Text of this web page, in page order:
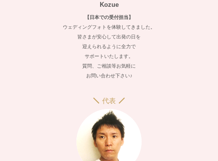
Kozue
【日本での受付担当】
ウェディングフォトを体験してきました。
皆さまが安心して出発の日を
迎えられるように全力で
サポートいたします。
質問、ご相談等お気軽に
お問い合わせ下さい♪
代表